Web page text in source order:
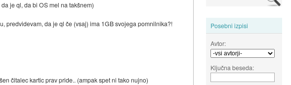
Posebni izpisi
Avtor:
Ključna beseda:
je ql, da bi OS mel na takšnem)
predvidevam, da je ql če (vsaj) ima 1GB svojega pomnilnika?!
čitalec kartic prav pride.. (ampak spet ni tako nujno)